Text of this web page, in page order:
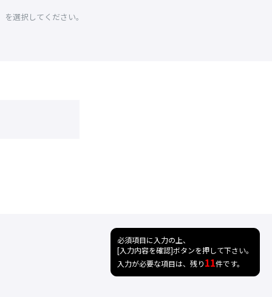
選択してください。
必須項目に入力の上、
[入力内容を確認]ボタンを押して下さい。
入力が必要な項目は、残り11件です。